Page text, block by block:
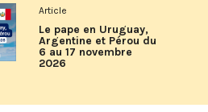
Article
Le pape en Uruguay,
Argentine et Pérou du
6 au 17 novembre
2026